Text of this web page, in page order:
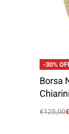
-30%
Borsa
Chiarini
€125,00€